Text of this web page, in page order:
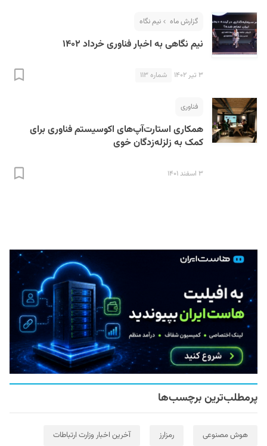
گزارش ماه نیم نگاه
نیم نگاهی به اخبار فناوری خرداد ۱۴۰۲
۳ تیر ۱۴۰۲ شماره ۱۱۳
فناوری
همکاری استارت‌آپ‌های اکوسیستم فناوری برای
کمک به زلزله‌زدگان خوی
۳ اسفند ۱۴۰۱
پرمطلب‌ترین برچسب‌ها
هوش مصنوعی رمزارز آخرین اخبار وزارت ارتباطات